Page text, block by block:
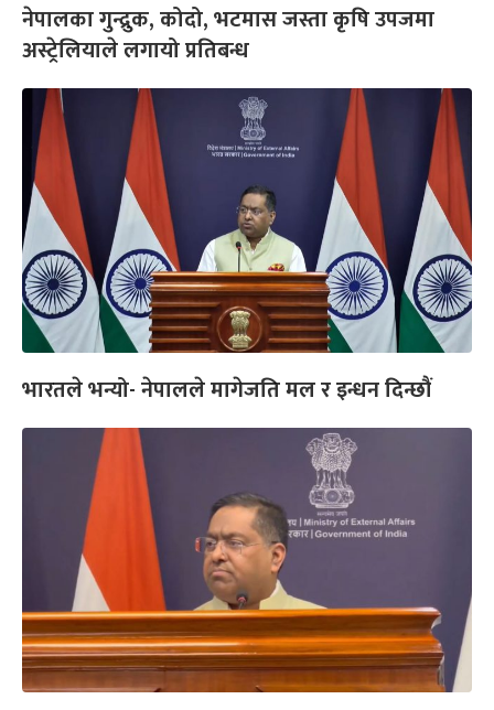
नेपालका गुन्द्रुक, कोदो, भटमास जस्ता कृषि उपजमा
अस्ट्रेलियाले लगायो प्रतिबन्ध
भारतले भन्यो- नेपालले मागेजति मल र इन्धन दिन्छौं